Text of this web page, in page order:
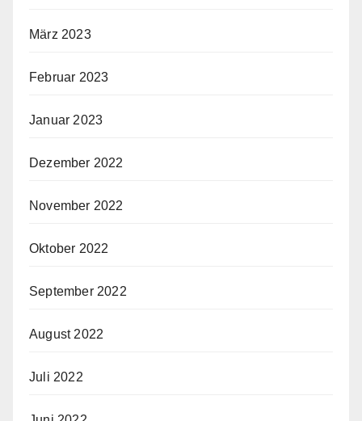
März 2023
Februar 2023
Januar 2023
Dezember 2022
November 2022
Oktober 2022
September 2022
August 2022
Juli 2022